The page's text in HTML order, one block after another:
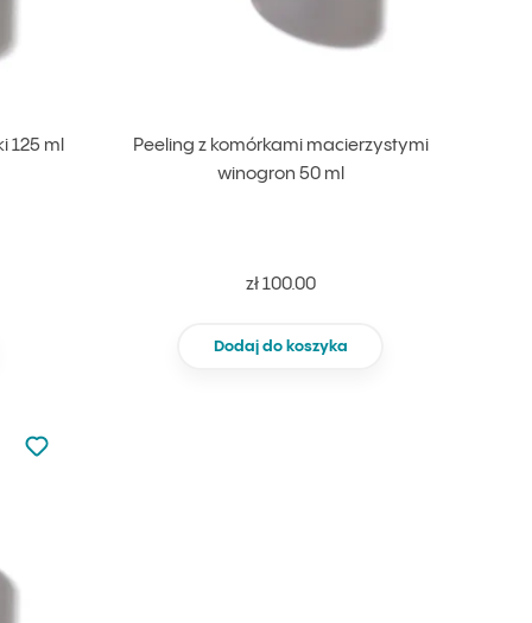
125 ml
Peeling z komórkami macierzystymi
winogron 50 ml
zł 100.00
Dodaj do koszyka
Nie dodano do ulubionych
Dodaj do ulubionych